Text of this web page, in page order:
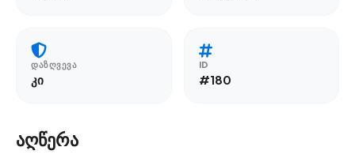
ᲓᲐᲖᲦᲕᲔᲕᲐ
კი
ID
#180
აღწერა